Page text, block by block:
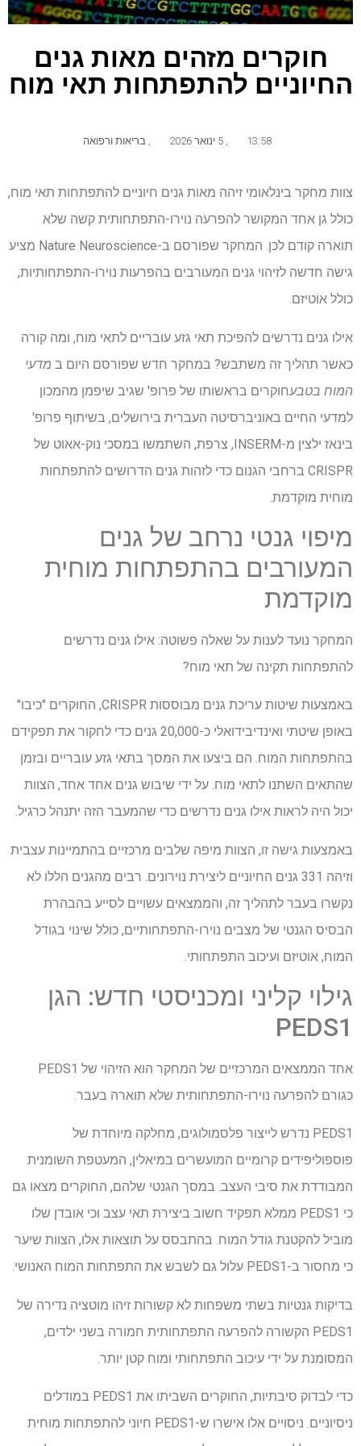
חוקרים מזהים מאות גנים
החיוניים להתפתחות תאי מוח
13:58 בריאות ורפואה
צוות מחקר בינלאומי זיהה מאות גנים חיוניים להתפתחות תאי מוח,
כולל גן אחד המקושר להפרעה נוירו-התפתחותית קשה שלא
תוארה קודם לכן. המחקר שפורסם ב-Nature Neuroscience מציע
גישה חדשה לזיהוי גנים המעורבים בהפרעות נוירו-התפתחותיות,
כולל אוטיזם.
אילו גנים נדרשים להפיכת תאי גזע עובריים לתאי מוח, ומה קורה
כאשר תהליך זה משתבש? במחקר חדש שפורסם היום ב מדעי
המוח בטבעחוקרים בראשותו של פרופ' שגיב שיפמן מהמכון
למדעי החיים באוניברסיטה העברית בירושלים, בשיתוף פרופ'
בינאז ילצין מ-INSERM, צרפת, השתמשו במסכי נוק-אאוט של
CRISPR ברחבי הגנום כדי לזהות גנים הדרושים להתפתחות
מוחית מוקדמת.
מיפוי גנטי נרחב של גנים
המעורבים בהתפתחות מוחית
מוקדמת
המחקר נועד לענות על שאלה פשוטה: אילו גנים נדרשים
להתפתחות תקינה של תאי מוח?
באמצעות שיטות עריכת גנים מבוססות CRISPR, החוקרים "כיבו"
באופן שיטתי ואינדיבידואלי כ-20,000 גנים כדי לחקור את תפקידם
בהתפתחות המוח. הם ביצעו את המסך בתאי גזע עובריים ובזמן
שהתאים השתנו לתאי מוח. על ידי שיבוש גנים אחד אחד, הצוות
יכול היה לראות אילו גנים נדרשים כדי שהמעבר הזה יתנהל כרגיל.
באמצעות גישה זו, הצוות מיפה שלבים מרכזיים בהתמיינות עצבית
וזיהה 331 גנים החיוניים ליצירת נוירונים. רבים מהגנים הללו לא
נקשרו בעבר לתהליך זה, והממצאים עשויים לסייע בהבהרת
הבסיס הגנטי של מצבים נוירו-התפתחותיים, כולל שינוי בגודל
המוח, אוטיזם ועיכוב התפתחותי.
גילוי קליני ומכניסטי חדש: הגן
PEDS1
אחד הממצאים המרכזיים של המחקר הוא הזיהוי של PEDS1
כגורם להפרעה נוירו-התפתחותית שלא תוארה בעבר.
PEDS1 נדרש לייצור פלסמולוגים, מחלקה מיוחדת של
פוספוליפידים קרומיים המועשרים במיאלין, המעטפת השומנית
המבודדת את סיבי העצב. במסך הגנטי שלהם, החוקרים מצאו גם
כי PEDS1 ממלא תפקיד חשוב ביצירת תאי עצב וכי אובדן שלו
מוביל להקטנת גודל המוח. בהתבסס על תוצאות אלו, הצוות שיער
כי מחסור ב-PEDS1 עלול גם לשבש את התפתחות המוח האנושי.
בדיקות גנטיות בשתי משפחות לא קשורות זיהו מוטציה נדירה של
PEDS1 הקשורה להפרעה התפתחותית חמורה בשני ילדים,
המסומנת על ידי עיכוב התפתחותי ומוח קטן יותר.
כדי לבדוק סיבתיות, החוקרים השביתו את PEDS1 במודלים
ניסיוניים. ניסויים אלו אישרו ש-PEDS1 חיוני להתפתחות מוחית